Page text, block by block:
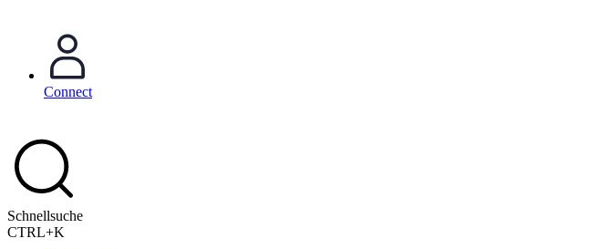
Connect
Schnellsuche
CTRL+K